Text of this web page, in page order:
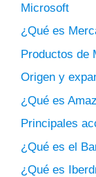
Microsoft
¿Qué es
Productos de
Origen y
¿Qué es
Principales
¿Qué es el
¿Qué es